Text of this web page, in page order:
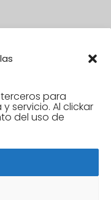
para
servicio. Al clickar
del uso de